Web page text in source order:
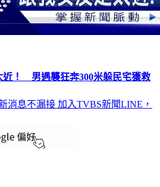
近！ 男遇襲狂奔300米躲民宅獲救
消息不漏接 加入TVBS新聞LINE，